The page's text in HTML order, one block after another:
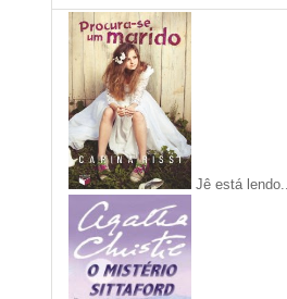
Jê está lendo...